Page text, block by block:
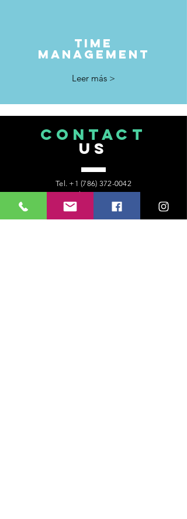
time
management
Leer más >
CONTACT
US
Tel. +1 (786) 372-0042
6303 Blue Lagoon Dr.